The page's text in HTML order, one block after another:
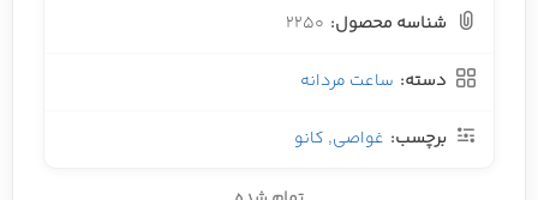
شناسه محصول: 2250
دسته: ساعت مردانه
برچسب: غواصی, کانو